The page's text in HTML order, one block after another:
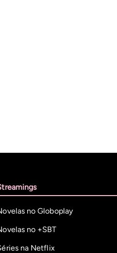
no Globoplay
no +SBT
na Netflix